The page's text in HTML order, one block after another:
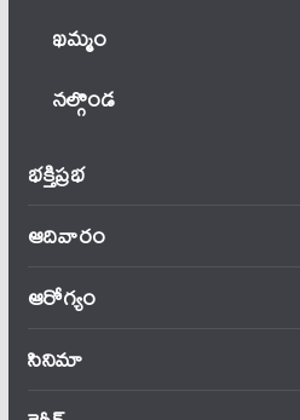
ఖ‌మ్మం
నల్గొండ
భక్తిప్రభ
ఆదివారం
ఆరోగ్యం
సినిమా